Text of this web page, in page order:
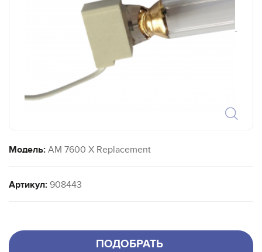
`
Модель: AM 7600 X Replacement
Артикул: 908443
ПОДОБРАТЬ